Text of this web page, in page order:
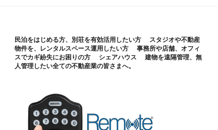
民泊をはじめる方、別荘を有効活用したい方 スタジオや不動産
物件を、レンタルスペース運用したい方 事務所や店舗、オフィ
スでカギ紛失にお困りの方 シェアハウス 建物を遠隔管理、無
人管理したい全ての不動産業の皆さまへ。